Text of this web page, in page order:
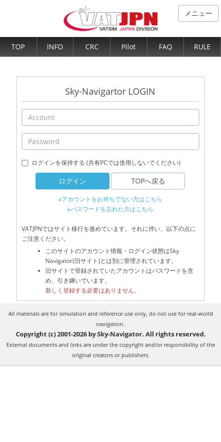
メニュー
TOP INFO CRC Pilot FAQ RULE
Sky-Navigartor LOGIN
ログインを保持する (共有PCでは使用しないでください)
ログイン TOPへ戻る
※アカウントをお持ちでない方はこちら
※パスワードを忘れた方はこちら
VATJPNではサイト移行を進めています。それに伴い、以下の点に
ご注意ください。
このサイトのアカウント情報・ログイン状態はSky
Navigator(旧サイト)とは別に管理されています。
旧サイトで登録されていたアカウントはパスワードを含
め、引き継いでいます。
新しく登録する必要はありません。
All materials are for simulation and reference use only, do not use for real-world
navigation.
Copyright (c) 2001-2026 by Sky-Navigator. All rights reserved.
External documents and links are under the copyright and/or responsibility of the
original creators or publishers.